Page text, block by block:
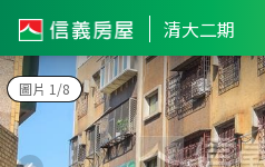
清大二期
圖片 1/8